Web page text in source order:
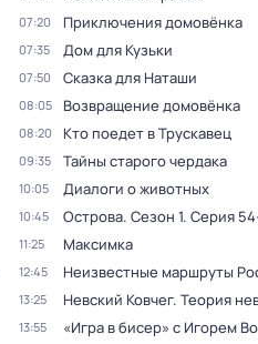
07:20 Приключения домовёнка
07:35 Дом для Кузьки
07:50 Сказка для Наташи
08:05 Возвращение домовёнка
08:20 Кто поедет в Трускавец
09:35 Тайны старого чердака
10:05 Диалоги о животных
10:45 Острова. Сезон 1. Серия
11:25 Максимка
12:45 Неизвестные маршруты
13:25 Невский Ковчег. Теория
13:55 «Игра в бисер» с Игорем